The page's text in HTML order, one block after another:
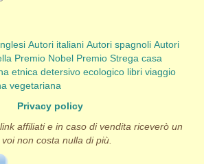
Autori italiani Autori spagnoli Autori
Premio Nobel Premio Strega casa
etnica detersivo ecologico libri viaggio
vegetariana
Privacy policy
affiliati e in caso di vendita riceverò un
non costa nulla di più.